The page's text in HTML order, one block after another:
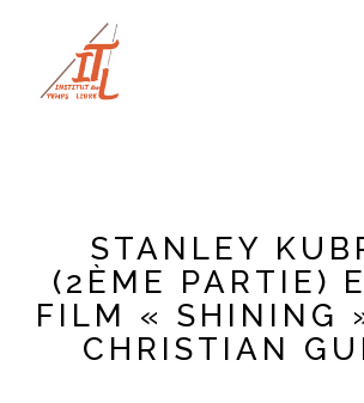
content
STANLEY
(2ÈME PARTIE)
FILM « SHINING
CHRISTIAN